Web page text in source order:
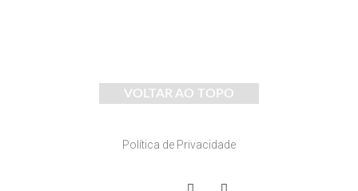
VOLTAR AO TOPO
Política de Privacidade